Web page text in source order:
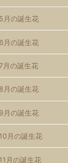
5月の誕生花
6月の誕生花
月の誕生花
8月の誕生花
9月の誕生花
10月の誕生花
11月の誕生花